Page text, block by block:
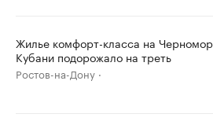
Жилье комфорт-класса на
Кубани подорожало на треть
Ростов-на-Дону